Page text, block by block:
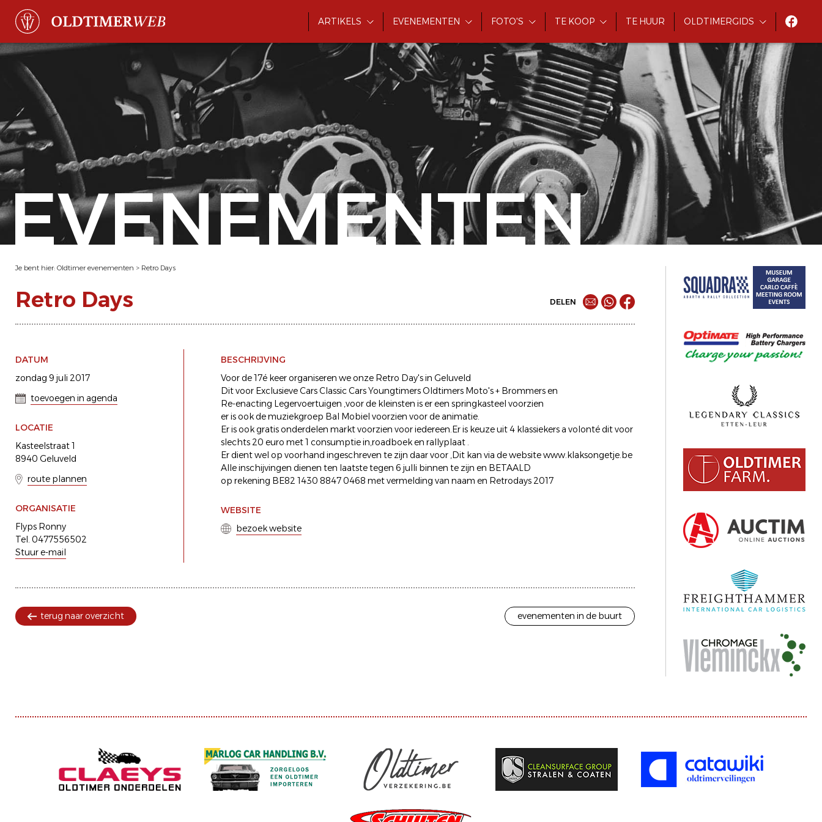
ARTIKELS EVENEMENTEN FOTO'S TE KOOP TE HUUR OLDTIMERGIDS
EVENEMENTEN
Je bent hier: Oldtimer evenementen > Retro Days
Retro Days DELEN
DATUM
zondag 9 juli 2017
toevoegen in agenda
LOCATIE
Kasteelstraat 1
8940 Geluveld
route plannen
ORGANISATIE
Flyps Ronny
Tel. 0477556502
Stuur e-mail
BESCHRIJVING
Voor de 17é keer organiseren we onze Retro Day's in Geluveld
Dit voor Exclusieve Cars Classic Cars Youngtimers Oldtimers Moto's + Brommers en
Re-enacting Legervoertuigen ,voor de kleinsten is er een springkasteel voorzien
er is ook de muziekgroep Bal Mobiel voorzien voor de animatie.
Er is ook gratis onderdelen markt voorzien voor iedereen.Er is keuze uit 4 klassiekers a volonté dit voor
slechts 20 euro met 1 consumptie in,roadboek en rallyplaat .
Er dient wel op voorhand ingeschreven te zijn daar voor ,Dit kan via de website www.klaksongetje.be
Alle inschijvingen dienen ten laatste tegen 6 julli binnen te zijn en BETAALD
op rekening BE82 1430 8847 0468 met vermelding van naam en Retrodays 2017
WEBSITE
bezoek website
terug naar overzicht evenementen in de buurt